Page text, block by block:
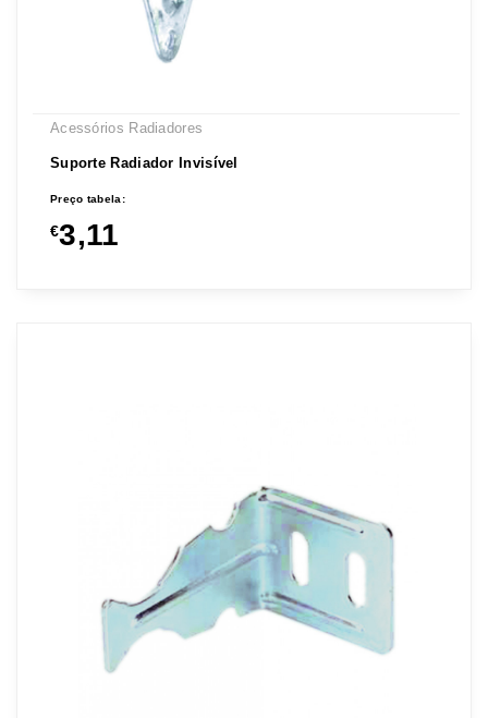
Acessórios Radiadores
Suporte Radiador Invisível
Preço tabela:
€3,11